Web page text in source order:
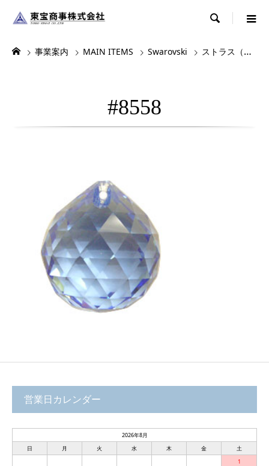

事業案内 MAIN ITEMS Swarovski ストラス（シャンデリアパーツ）
#8558
営業日カレンダー
2026年8月
日
月 火 水 木 金
土
1